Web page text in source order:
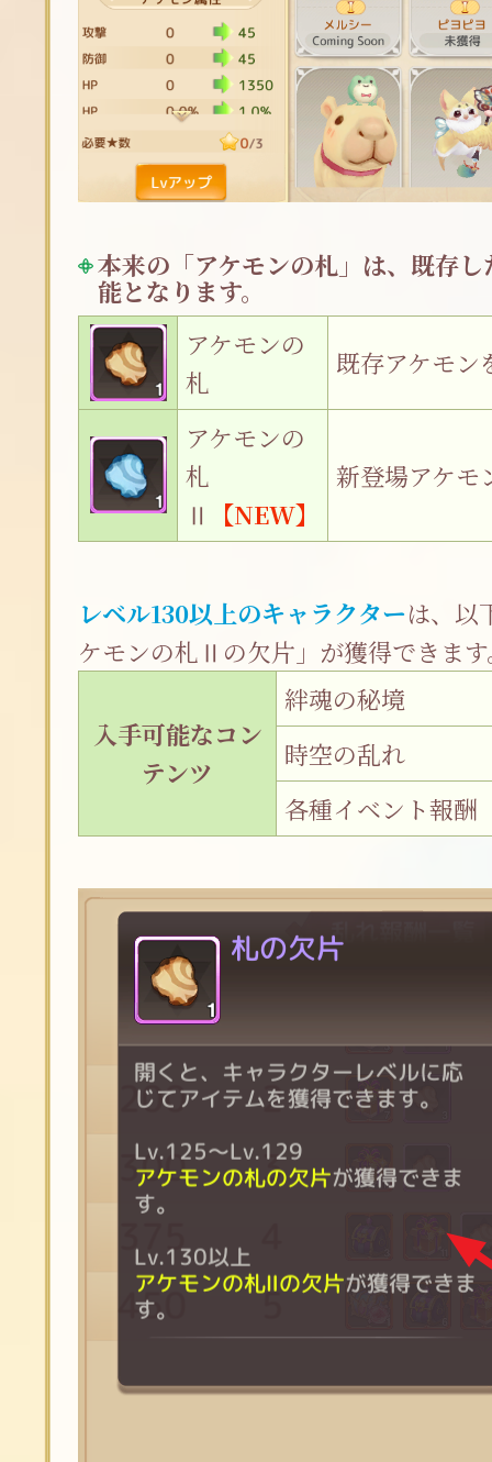
本来の「アケモンの札」は、既存
能となります。
アケモンの
札
既存アケモン
アケモンの
札
Ⅱ
【NEW】
新登場アケモ
レベル130以上のキャラクターは、以
ケモンの札Ⅱの欠片」が獲得できま
入手可能なコン
テンツ
絆魂の秘境
時空の乱れ
各種イベント報酬